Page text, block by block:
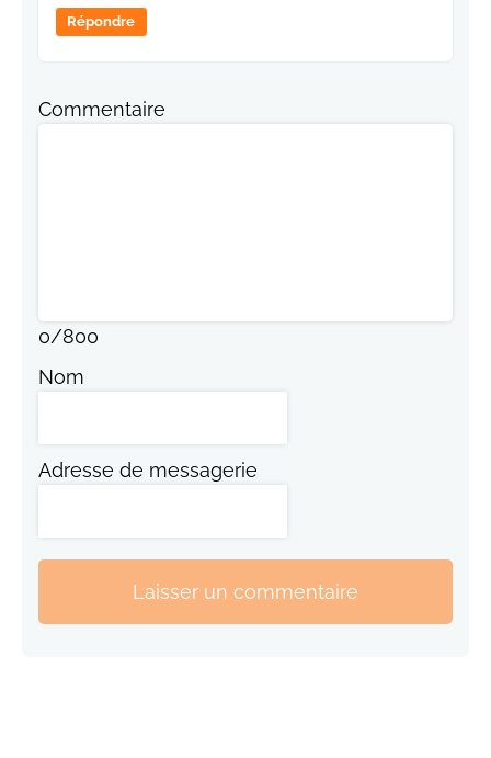
Répondre
Commentaire
0/800
Nom
Adresse de messagerie
Laisser un commentaire